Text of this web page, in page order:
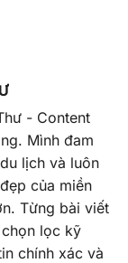
- Content
Mình đam
lịch và luôn
của miền
Từng bài viết
lọc kỹ
chính xác và